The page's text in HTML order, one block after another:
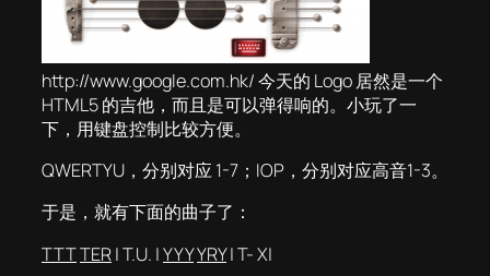
http://www.google.com.hk/ 今天的 Logo 居然是一个
HTML5 的吉他，而且是可以弹得响的。小玩了一
下，用键盘控制比较方便。
QWERTYU，分别对应 1-7；IOP，分别对应高音1-3。
于是，就有下面的曲子了：
TTTTER| T.U. |YYYYRY| T- X|